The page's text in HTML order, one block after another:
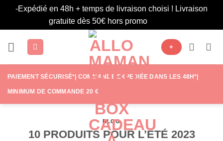
-Expédié en 48h + temps de livraison choisi ! Livraison
gratuite dès 50€ hors promo
+
PAIEMENT SÉCURISÉ*| COMMANDE EXPÉDIÉE DANS LES 48H*|
MINIMUM DE COMMANDE 20 €
BLOG
10 PRODUITS POUR L’ÉTÉ 2023